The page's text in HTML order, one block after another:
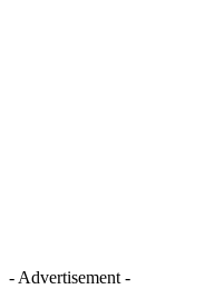
- Advertisement -